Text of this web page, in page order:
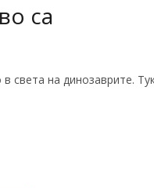
са
света на динозаврите.